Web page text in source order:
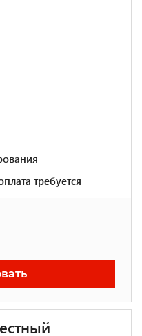
требуется